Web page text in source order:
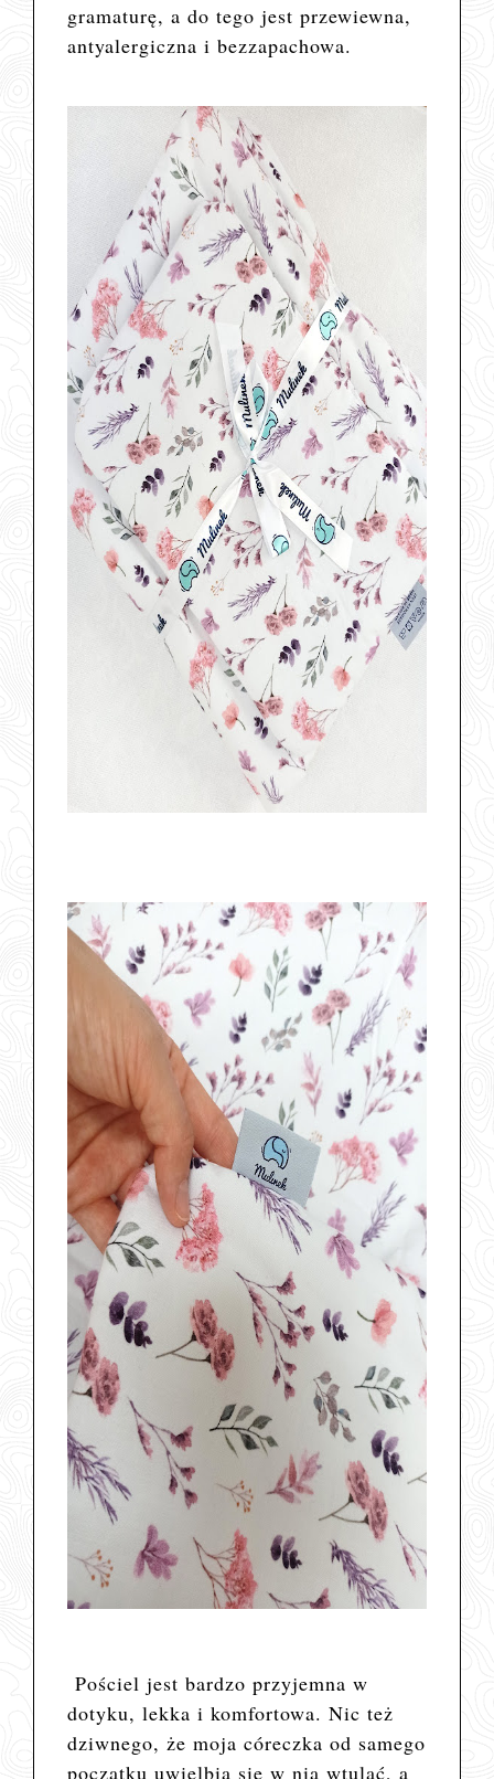
gramaturę, a do tego jest przewiewna,
antyalergiczna i bezzapachowa.
Pościel jest bardzo przyjemna w
dotyku, lekka i komfortowa. Nic też
dziwnego, że moja córeczka od samego
początku uwielbia się w nią wtulać, a